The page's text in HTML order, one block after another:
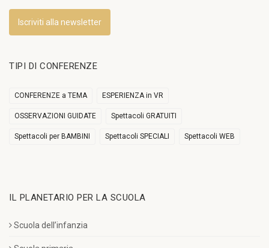
Iscriviti alla newsletter
TIPI DI CONFERENZE
CONFERENZE a TEMA ESPERIENZA in VR
OSSERVAZIONI GUIDATE Spettacoli GRATUITI
Spettacoli per BAMBINI Spettacoli SPECIALI Spettacoli WEB
IL PLANETARIO PER LA SCUOLA
Scuola dell’infanzia